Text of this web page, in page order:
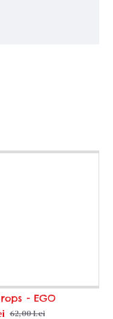
- EGO
62,00 Lei